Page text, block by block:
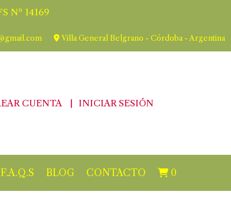
Nº 14169
Villa General Belgrano - Córdoba - Argentina
CUENTA INICIAR SESIÓN
F.A.Q.S BLOG CONTACTO 0